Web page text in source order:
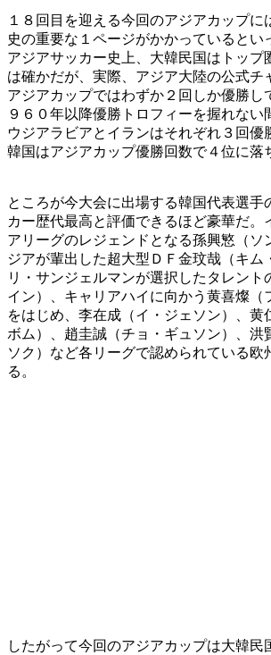
１８回目を迎える今回のアジアカップに
史の重要な１ページがかかっているとい
アジアサッカー史上、大韓民国はトップ
は確かだが、実際、アジア大陸の公式チ
アジアカップではわずか２回しか優勝し
９６０年以降優勝トロフィーを握れない
ウジアラビアとイランはそれぞれ３回優
韓国はアジアカップ優勝回数で４位に落
ところが今大会に出場する韓国代表選手
カー歴代最高と評価できるほど豪華だ。
アリーグのレジェンドとなる孫興慜（ソ
ジアが輩出した超大型ＤＦ金玟哉（キム
リ・サンジェルマンが選択したタレント
イン）、キャリアハイに向かう黄喜燦（
をはじめ、李在成（イ・ジェソン）、黄
ボム）、趙圭誠（チョ・ギュソン）、洪
ソク）など各リーグで認められている欧
る。
したがって今回のアジアカップは大韓民